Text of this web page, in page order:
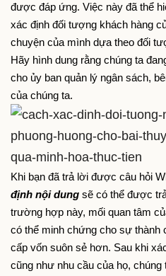
được đáp ứng. Việc này đã thể
xác định đối tượng khách hàng
chuyện của mình dựa theo đối
Hãy hình dung rằng chúng ta
cho ủy ban quản lý ngân sách,
của chúng ta.
Khi bạn đã trả lời được câu hỏi
định nội dung sẽ có thể được
trường hợp này, mối quan tâm
có thể minh chứng cho sự thành
cấp vốn suôn sẻ hơn. Sau khi
cũng như nhu cầu của họ,